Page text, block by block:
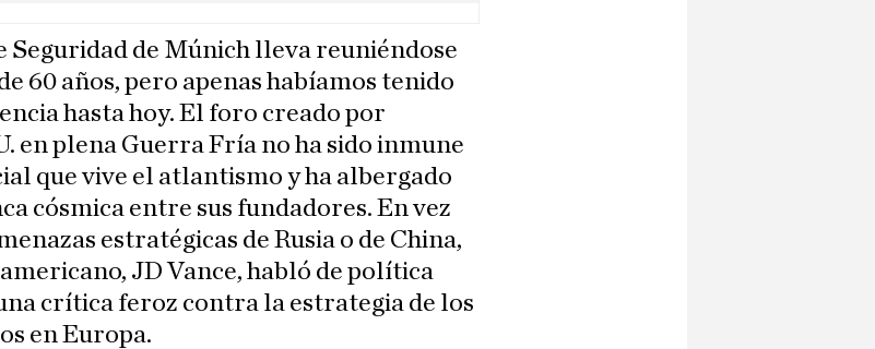
Seguridad de Múnich lleva reuniéndose
60 años, pero apenas habíamos tenido
hasta hoy. El foro creado por
en plena Guerra Fría no ha sido inmune
que vive el atlantismo y ha albergado
cósmica entre sus fundadores. En vez
estratégicas de Rusia o de China,
JD Vance, habló de política
crítica feroz contra la estrategia de los
en Europa.